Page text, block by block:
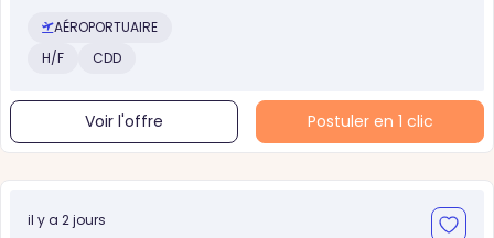
AÉROPORTUAIRE
H/F
CDD
Voir l'offre Postuler en 1 clic
il y a 2 jours